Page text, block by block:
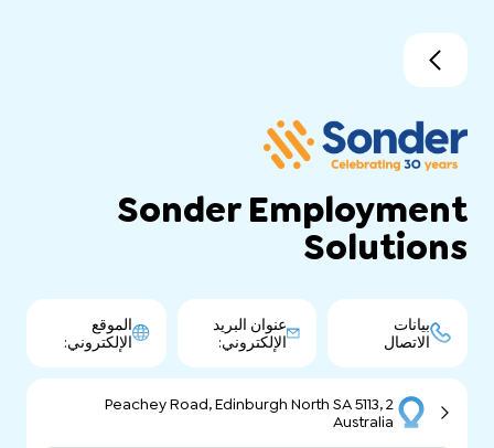
Sonder Employment
Solutions
بيانات
الاتصال
عنوان البريد
الإلكتروني:
الموقع
الإلكتروني:
2 Peachey Road, Edinburgh North SA 5113,
Australia